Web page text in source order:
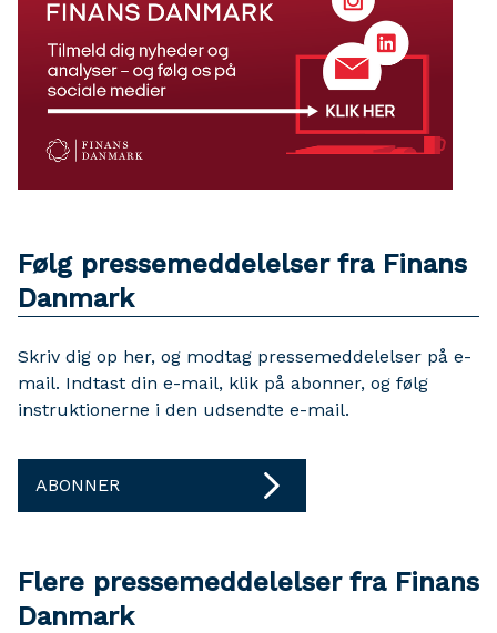
Følg pressemeddelelser fra Finans
Danmark
Skriv dig op her, og modtag pressemeddelelser på e-
mail. Indtast din e-mail, klik på abonner, og følg
instruktionerne i den udsendte e-mail.
ABONNER
Flere pressemeddelelser fra Finans
Danmark